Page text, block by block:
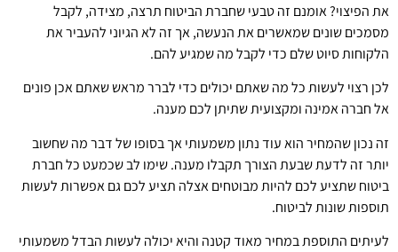
את הפיצוי? אומנם זה טבעי שחברת הביטוח תרצה, מצידה, לקבל
מסמכים שונים שמאשרים את הנעשה, אך זה לא הגיוני להעביר את
הלקוחות סיוט שלם כדי לקבל מה שמגיע להם.
לכן רצוי לעשות כל מה שאתם יכולים כדי לברר מראש שאתם אכן פונים
אל חברה אמינה ומקצועית שתיתן לכם מענה.
זה נכון שהמחיר הוא עוד נתון משמעותי אך בסופו של דבר מה שחשוב
יותר זה לדעת שבעת הצורך תקבלו מענה. שימו לב שכמעט כל חברת
ביטוח שתציע לכם להיות מבוטחים אצלה תציע לכם גם אפשרות לעשות
תוספות שונות לביטוח.
לעיתים התוספת במחיר מאוד קטנה והיא יכולה לעשות הבדל משמעותי